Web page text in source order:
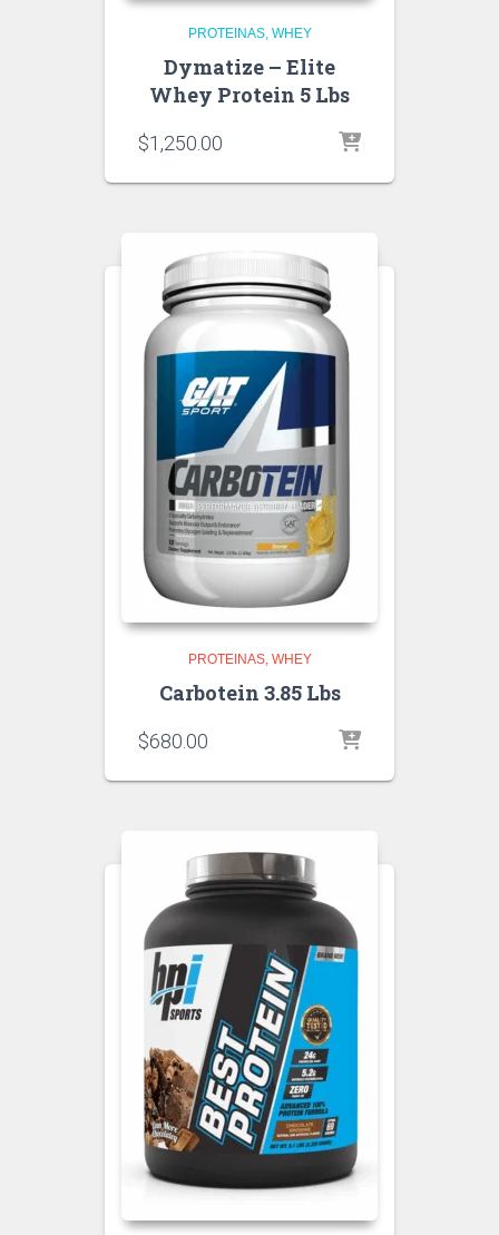
PROTEINAS WHEY
Dymatize – Elite
Whey Protein 5 Lbs
$1,250.00
PROTEINAS WHEY
Carbotein 3.85 Lbs
$680.00